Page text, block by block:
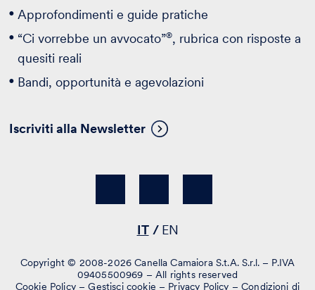
Approfondimenti e guide pratiche
“Ci vorrebbe un avvocato”®, rubrica con risposte a
quesiti reali
Bandi, opportunità e agevolazioni
Iscriviti alla Newsletter
IT EN
Copyright © 2008-2026 Canella Camaiora S.t.A. S.r.l. – P.IVA
09405500969 – All rights reserved
Cookie Policy–Gestisci cookie – Privacy Policy –Condizioni di